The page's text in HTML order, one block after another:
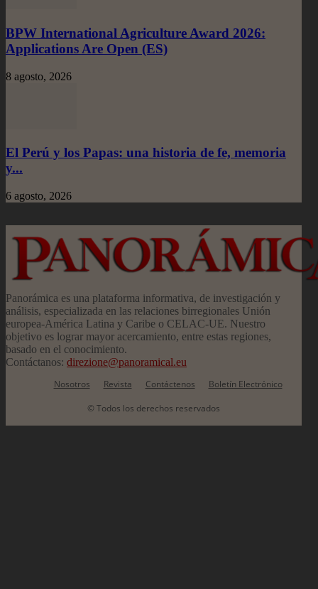
BPW International Agriculture Award 2026:
Applications Are Open (ES)
8 agosto, 2026
El Perú y los Papas: una historia de fe, memoria
y...
6 agosto, 2026
Panorámica es una plataforma informativa, de investigación y
análisis, especializada en las relaciones birregionales Unión
europea-América Latina y Caribe o CELAC-UE. Nuestro
objetivo es lograr mayor acercamiento, entre estas regiones,
basado en el conocimiento.
Contáctanos: direzione@panoramical.eu
Nosotros
Revista Contáctenos
Boletín Electrónico
© Todos los derechos reservados